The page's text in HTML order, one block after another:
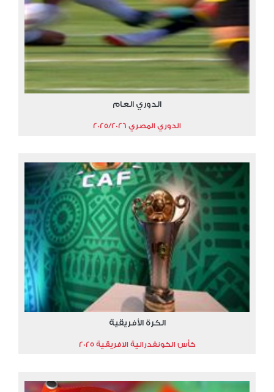
الدوري العام
الدوري المصري 2025/2026
الكرة الأفريقية
كأس الكونفدرالية الافريقية 2025